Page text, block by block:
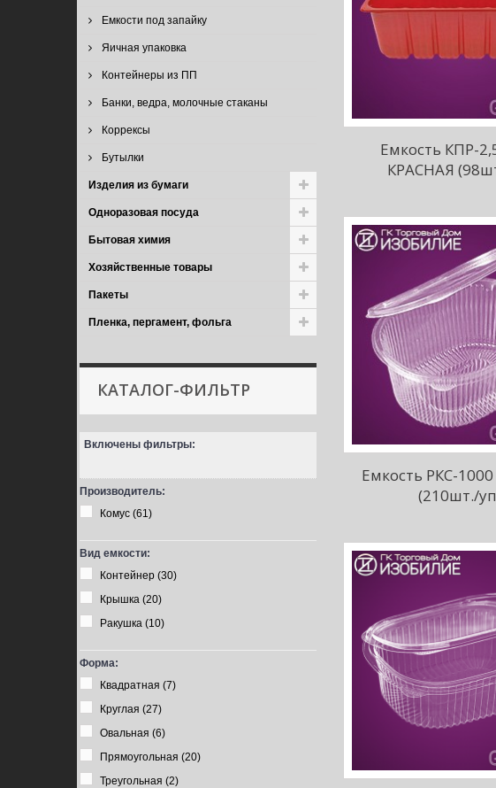
Емкости под запайку
Яичная упаковка
Контейнеры из ПП
Банки, ведра, молочные стаканы
Коррексы
Бутылки
Изделия из бумаги
Одноразовая посуда
Бытовая химия
Хозяйственные товары
Пакеты
Пленка, пергамент, фольга
КАТАЛОГ-ФИЛЬТР
Включены фильтры:
Производитель:
Комус (61)
Вид емкости:
Контейнер (30)
Крышка (20)
Ракушка (10)
Форма:
Квадратная (7)
Круглая (27)
Овальная (6)
Прямоугольная (20)
Треугольная (2)
Емкость КПР-
КРАСНАЯ
Емкость РКС-
(210шт./